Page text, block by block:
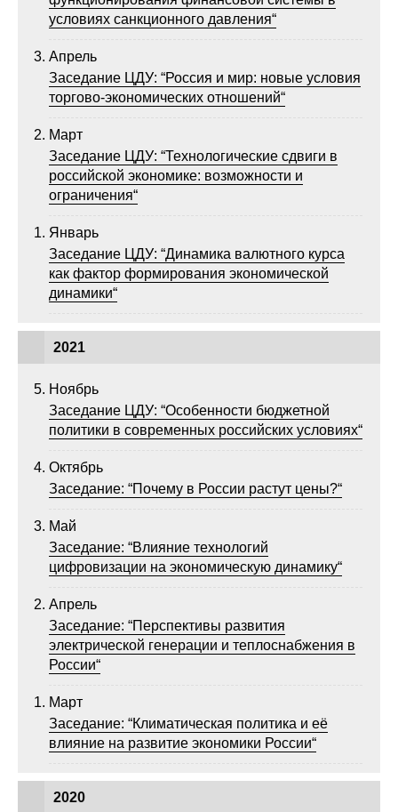
условиях санкционного давления“
Апрель
Заседание ЦДУ: “Россия и мир: новые условия
торгово-экономических отношений“
Март
Заседание ЦДУ: “Технологические сдвиги в
российской экономике: возможности и
ограничения“
Январь
Заседание ЦДУ: “Динамика валютного курса
как фактор формирования экономической
динамики“
2021
Ноябрь
Заседание ЦДУ: “Особенности бюджетной
политики в современных российских условиях“
Октябрь
Заседание: “Почему в России растут цены?“
Май
Заседание: “Влияние технологий
цифровизации на экономическую динамику“
Апрель
Заседание: “Перспективы развития
электрической генерации и теплоснабжения в
России“
Март
Заседание: “Климатическая политика и её
влияние на развитие экономики России“
2020